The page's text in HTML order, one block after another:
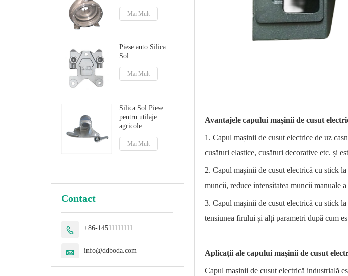
Mai Mult
Piese auto Silica
Sol
Mai Mult
Silica Sol Piese
pentru utilaje
agricole
Mai Mult
Contact
 +86-14511111111
 info@ddboda.com
Avantajele capului mașinii de cusut
1. Capul mașinii de cusut electrice de uz
cusături elastice, cusături decorative etc. și
2. Capul mașinii de cusut electrică cu stick
muncii, reduce intensitatea muncii manuale
3. Capul mașinii de cusut electrică cu stick
tensiunea firului și alți parametri după cum
Aplicații ale capului mașinii de cusut
Capul mașinii de cusut electrică industrială